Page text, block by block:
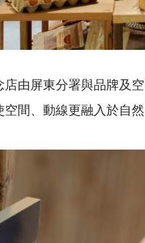
店由屏東分署與品牌及
間、動線更融入於自然